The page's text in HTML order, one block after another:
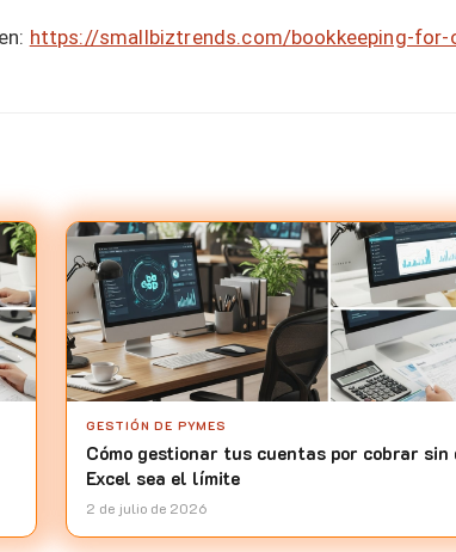
https://smallbiztrends.com/bookkeeping-for-
GESTIÓN DE PYMES
Cómo gestionar tus cuentas por cobrar sin
Excel sea el límite
2 de julio de 2026